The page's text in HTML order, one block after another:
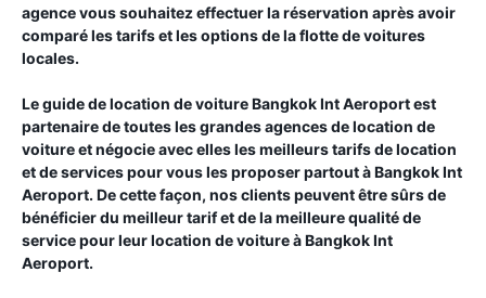
agence vous souhaitez effectuer la réservation après avoir
comparé les tarifs et les options de la flotte de voitures
locales.
Le guide de location de voitureBangkok Int Aeroportest
partenaire de toutes les grandes agences de location de
voiture et négocie avec elles les meilleurs tarifs de location
et de services pour vous les proposer partout àBangkok Int
Aeroport. De cette façon, nos clients peuvent être sûrs de
bénéficier du meilleur tarif et de la meilleure qualité de
service pour leur location de voiture àBangkok Int
Aeroport.